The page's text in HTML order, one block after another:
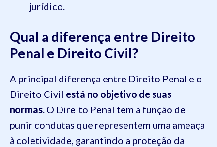
jurídico.
Qual a diferença entre Direito
Penal e Direito Civil?
A principal diferença entre Direito Penal e o
Direito Civil está no objetivo de suas
normas. O Direito Penal tem a função de
punir condutas que representem uma ameaça
à coletividade, garantindo a proteção da